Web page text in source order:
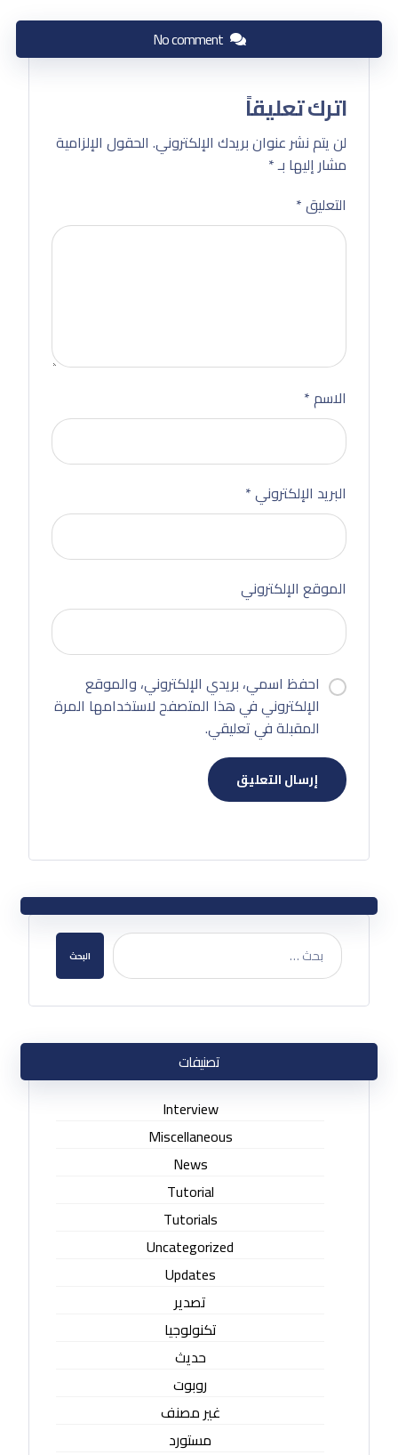
No comment
اترك تعليقاً
لن يتم نشر عنوان بريدك الإلكتروني. الحقول الإلزامية
مشار إليها بـ*
التعليق*
الاسم*
البريد الإلكتروني*
الموقع الإلكتروني
احفظ اسمي، بريدي الإلكتروني، والموقع
الإلكتروني في هذا المتصفح لاستخدامها المرة
المقبلة في تعليقي.
إرسال التعليق
البحث
تصنيفات
Interview
Miscellaneous
News
Tutorial
Tutorials
Uncategorized
Updates
تصدير
تكنولوجيا
حديث
روبوت
غير مصنف
مستورد